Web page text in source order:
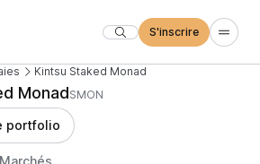
S'inscrire
Kintsu Staked Monad
MonadSMON
portfolio
Marchés